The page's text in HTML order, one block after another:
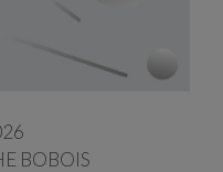
BOBOIS